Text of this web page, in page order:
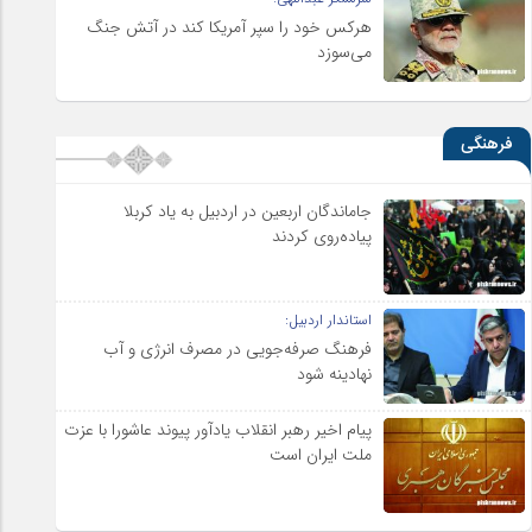
هرکس خود را سپر آمریکا کند در آتش جنگ
می‌سوزد
فرهنگی
جاماندگان اربعین در اردبیل به یاد کربلا
پیاده‌روی کردند
استاندار اردبیل:
فرهنگ صرفه‌جویی در مصرف انرژی و آب
نهادینه شود
پیام اخیر رهبر انقلاب یادآور پیوند عاشورا با عزت
ملت ایران است